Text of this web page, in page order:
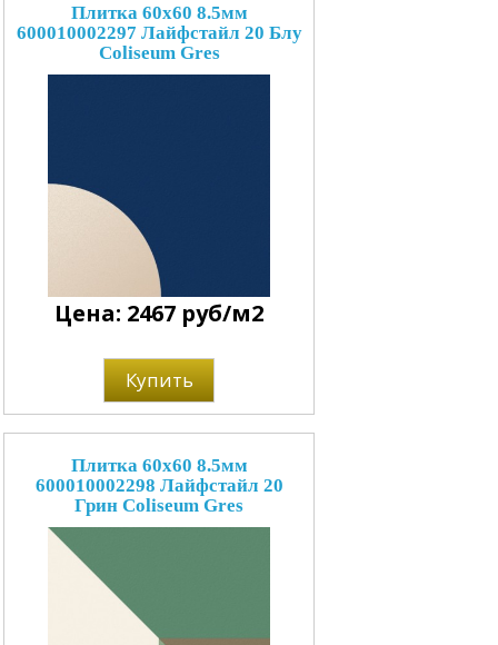
Плитка 60x60 8.5мм
600010002297 Лайфстайл 20 Блу
Coliseum Gres
Цена: 2467 руб/м2
Купить
Плитка 60x60 8.5мм
600010002298 Лайфстайл 20
Грин Coliseum Gres